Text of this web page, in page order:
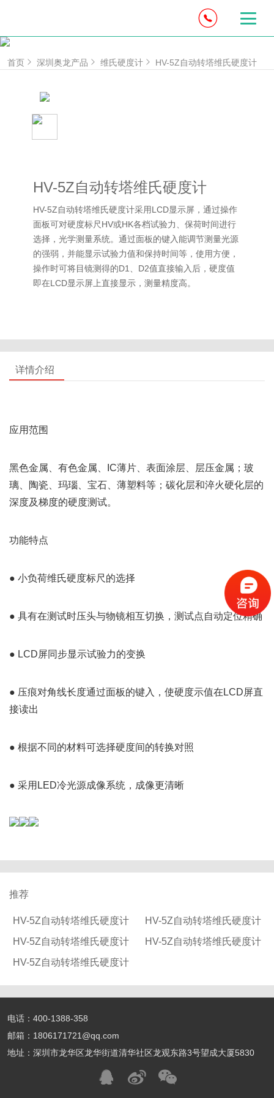
首页 深圳奥龙产品 维氏硬度计 HV-5Z自动转塔维氏硬度计
HV-5Z自动转塔维氏硬度计
HV-5Z自动转塔维氏硬度计采用LCD显示屏，通过操作
面板可对硬度标尺HV或HK各档试验力、保荷时间进行
选择，光学测量系统。通过面板的键入能调节测量光源
的强弱，并能显示试验力值和保持时间等，使用方便，
操作时可将目镜测得的D1、D2值直接输入后，硬度值
即在LCD显示屏上直接显示，测量精度高。
推荐
HV-5Z自动转塔维氏硬度计
HV-5Z自动转塔维氏硬度计
HV-5Z自动转塔维氏硬度计
HV-5Z自动转塔维氏硬度计
HV-5Z自动转塔维氏硬度计
详情介绍
应用范围
黑色金属、有色金属、IC薄片、表面涂层、层压金属；玻
璃、陶瓷、玛瑙、宝石、薄塑料等；碳化层和淬火硬化层的
深度及梯度的硬度测试。
功能特点
● 小负荷维氏硬度标尺的选择
● 具有在测试时压头与物镜相互切换，测试点自动定位精确
● LCD屏同步显示试验力的变换
● 压痕对角线长度通过面板的键入，使硬度示值在LCD屏直
接读出
● 根据不同的材料可选择硬度间的转换对照
● 采用LED冷光源成像系统，成像更清晰
电话：400-1388-358
邮箱：1806171721@qq.com
地址：深圳市龙华区龙华街道清华社区龙观东路3号望成大厦5830